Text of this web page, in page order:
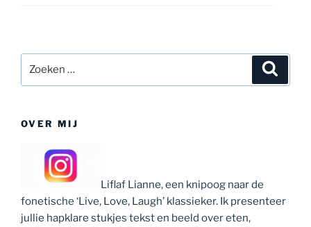
naar:
OVER MIJ
Liflaf Lianne, een knipoog naar de
fonetische ‘Live, Love, Laugh’ klassieker. Ik presenteer
jullie hapklare stukjes tekst en beeld over eten,